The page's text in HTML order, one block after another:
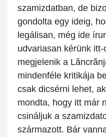
szamizdatban, de
gondolta egy ideig,
legálisan, még ide
udvariasan kérünk
megjelenik a
mindenféle kritikája
csak dicsérni lehet,
mondta, hogy itt már
csináljuk a
származott. Bár